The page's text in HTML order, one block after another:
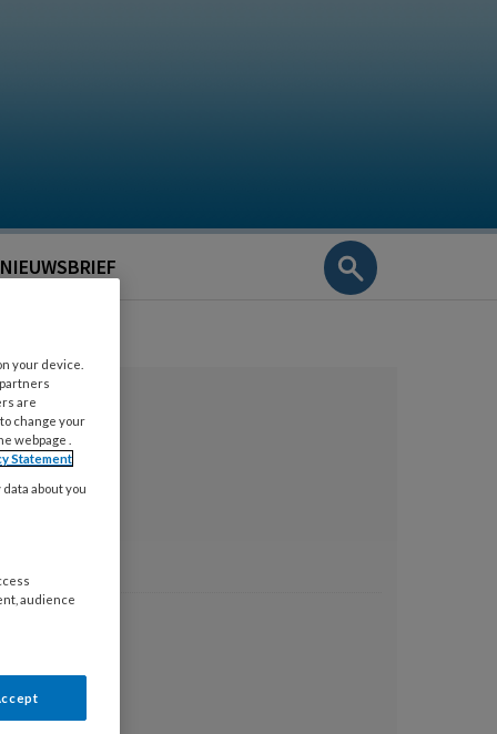
NIEUWSBRIEF
your device.
are
change your
webpage .
Statement
about you
audience